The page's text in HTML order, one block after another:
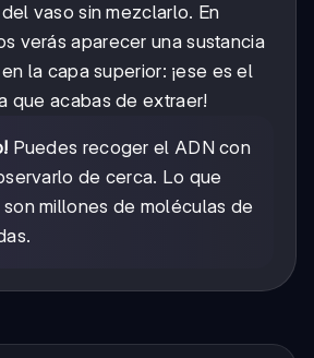
vaso sin mezclarlo. En
verás aparecer una sustancia
la capa superior: ¡ese es el
que acabas de extraer!
Puedes recoger el ADN con
de cerca. Lo que
millones de moléculas de